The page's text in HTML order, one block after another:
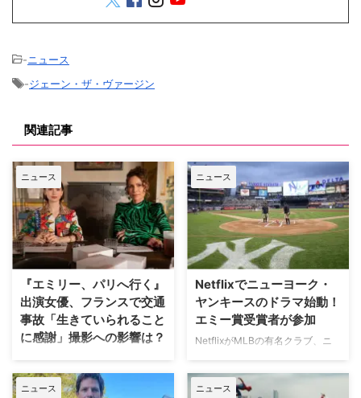
-ニュース
-ジェーン・ザ・ヴァージン
関連記事
ニュース
『エミリー、パリへ行く』
出演女優、フランスで交通
事故「生きていられること
に感謝」撮影への影響は？
人気Netflixドラマ『エミリー、パ
リへ行く』第6シーズンに出演す
るイギリス人女優のミニー・ドラ
ニュース
Netflixでニューヨーク・
ヤンキースのドラマ始動！
エミー賞受賞者が参加
NetflixがMLBの有名クラブ、ニ
した新作ドラマシリーズの開発を
進めている。米Varietyが報じ
ニュース ニュース